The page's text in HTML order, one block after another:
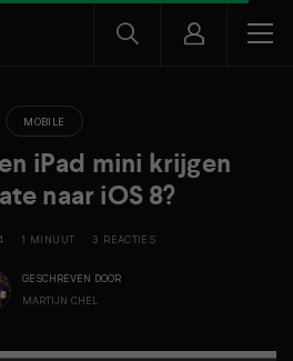
MOBILE
iPad mini krijgen
naar iOS 8?
1 MINUUT 3 REACTIES
GESCHREVEN DOOR
MARTIJN CHEL